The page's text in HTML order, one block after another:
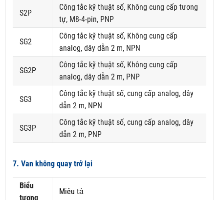
S2P
Công tắc kỹ thuật số, Không cung cấp tương
tự, M8-4-pin, PNP
SG2
Công tắc kỹ thuật số, Không cung cấp
analog, dây dẫn 2 m, NPN
SG2P
Công tắc kỹ thuật số, Không cung cấp
analog, dây dẫn 2 m, PNP
SG3
Công tắc kỹ thuật số, cung cấp analog, dây
dẫn 2 m, NPN
SG3P
Công tắc kỹ thuật số, cung cấp analog, dây
dẫn 2 m, PNP
7. Van không quay trở lại
Biểu
tượng
Miêu tả